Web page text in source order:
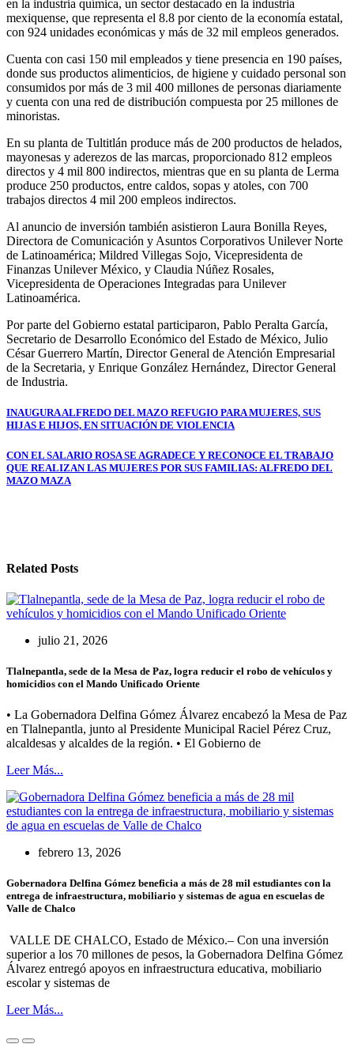
en la industria química, un sector destacado en la industria
mexiquense, que representa el 8.8 por ciento de la economía estatal,
con 924 unidades económicas y más de 32 mil empleos generados.
Cuenta con casi 150 mil empleados y tiene presencia en 190 países,
donde sus productos alimenticios, de higiene y cuidado personal son
consumidos por más de 3 mil 400 millones de personas diariamente
y cuenta con una red de distribución compuesta por 25 millones de
minoristas.
En su planta de Tultitlán produce más de 200 productos de helados,
mayonesas y aderezos de las marcas, proporcionado 812 empleos
directos y 4 mil 800 indirectos, mientras que en su planta de Lerma
produce 250 productos, entre caldos, sopas y atoles, con 700
trabajos directos 4 mil 200 empleos indirectos.
Al anuncio de inversión también asistieron Laura Bonilla Reyes,
Directora de Comunicación y Asuntos Corporativos Unilever Norte
de Latinoamérica; Mildred Villegas Sojo, Vicepresidenta de
Finanzas Unilever México, y Claudia Núñez Rosales,
Vicepresidenta de Operaciones Integradas para Unilever
Latinoamérica.
Por parte del Gobierno estatal participaron, Pablo Peralta García,
Secretario de Desarrollo Económico del Estado de México, Julio
César Guerrero Martín, Director General de Atención Empresarial
de la Secretaria, y Enrique González Hernández, Director General
de Industria.
Navegación
de
entradas
INAUGURA ALFREDO DEL MAZO REFUGIO PARA MUJERES, SUS
HIJAS E HIJOS, EN SITUACIÓN DE VIOLENCIA
CON EL SALARIO ROSA SE AGRADECE Y RECONOCE EL TRABAJO
QUE REALIZAN LAS MUJERES POR SUS FAMILIAS: ALFREDO DEL
MAZO MAZA
Related Posts
julio 21, 2026
Tlalnepantla, sede de la Mesa de Paz, logra reducir el robo de vehículos y
homicidios con el Mando Unificado Oriente
• La Gobernadora Delfina Gómez Álvarez encabezó la Mesa de Paz
en Tlalnepantla, junto al Presidente Municipal Raciel Pérez Cruz,
alcaldesas y alcaldes de la región. • El Gobierno de
Leer Más...
febrero 13, 2026
Gobernadora Delfina Gómez beneficia a más de 28 mil estudiantes con la
entrega de infraestructura, mobiliario y sistemas de agua en escuelas de
Valle de Chalco
VALLE DE CHALCO, Estado de México.– Con una inversión
superior a los 70 millones de pesos, la Gobernadora Delfina Gómez
Álvarez entregó apoyos en infraestructura educativa, mobiliario
escolar y sistemas de
Leer Más...